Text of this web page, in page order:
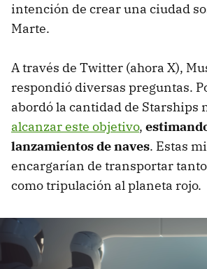
intención de crear una ciudad
Marte.
A través de Twitter (ahora X),
respondió diversas preguntas.
abordó la cantidad de Starships
alcanzar este objetivo,
lanzamientos de naves. Estas
encargarían de transportar
como tripulación al planeta rojo.